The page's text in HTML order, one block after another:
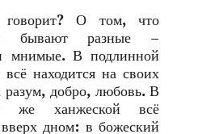
О том, что
бывают разные –
мнимые. В подлинной
находится на своих
разум, добро, любовь. В
же ханжеской всё
вверх дном: в божеский